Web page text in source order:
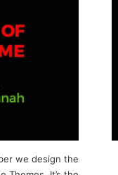
we design the